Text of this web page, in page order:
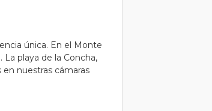
única. En el Monte
playa de la Concha,
en nuestras cámaras